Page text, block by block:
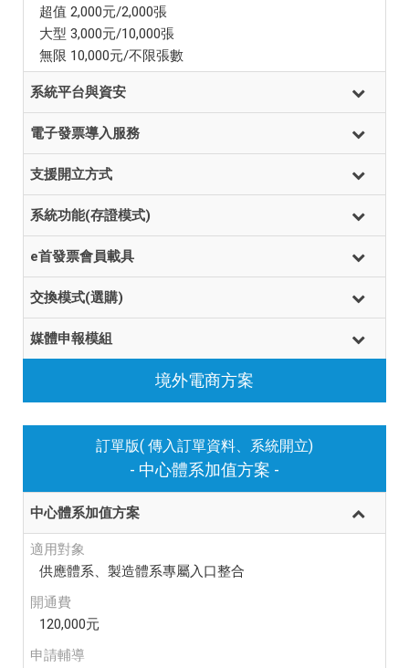
超值 2,000元/2,000張
大型 3,000元/10,000張
無限 10,000元/不限張數
系統平台與資安
電子發票導入服務
支援開立方式
系統功能(存證模式)
e首發票會員載具
交換模式(選購)
媒體申報模組
境外電商方案
訂單版( 傳入訂單資料、系統開立)
- 中心體系加值方案 -
中心體系加值方案
適用對象
供應體系、製造體系專屬入口整合
開通費
120,000元
申請輔導